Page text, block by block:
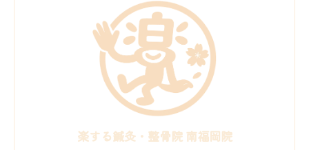
楽する鍼灸・整骨院 南福岡院